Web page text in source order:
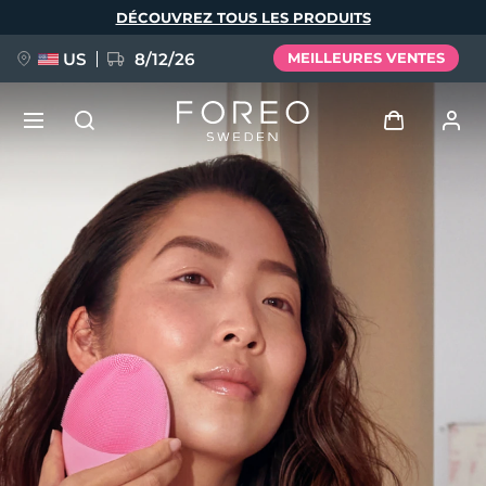
DÉCOUVREZ TOUS LES PRODUITS
US 8/12/26 MEILLEURES VENTES
Profil de l'utilisateur
Mes appareils
Mes commandes
Mes adresses
Mes abonnements
NOUVEAU
FAQ™ Pure Beauty-Tech Elixir
BREAKING NEWS
issa™ Teeth Whitening Set
Langue
English Deutsch
Español
Français
Italiano
Português
Polski
Svenska
Русский
Türkçe
简体中文 繁體中文